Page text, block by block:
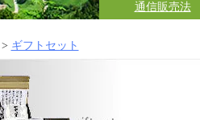
通信販売法
ギフトセット